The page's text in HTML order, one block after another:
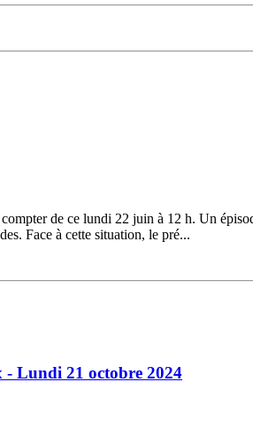
de ce lundi 22 juin à 12 h. Un
Face à cette situation, le pré...
Lundi 21 octobre 2024